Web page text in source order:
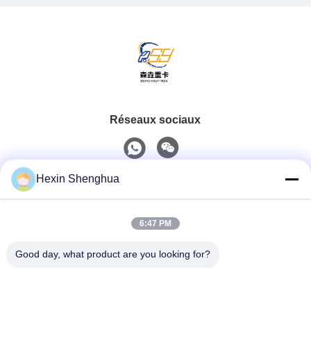
Réseaux sociaux
Contact rapide
Hexin Shenghua
6:47 PM
Good day, what product are you looking for?